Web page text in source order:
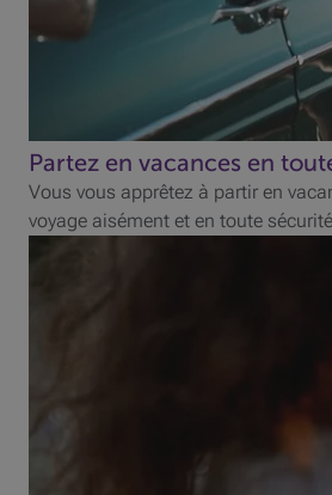
Partez en vacances en
Vous vous apprêtez à partir en
voyage aisément et en toute